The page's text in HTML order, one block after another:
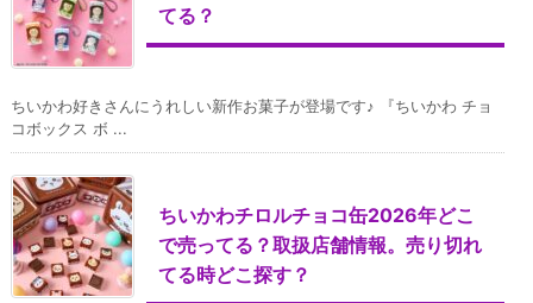
てる？
ちいかわ好きさんにうれしい新作お菓子が登場です♪ 『ちいかわ チョ
コボックス ボ ...
ちいかわチロルチョコ缶2026年どこ
で売ってる？取扱店舗情報。売り切れ
てる時どこ探す？